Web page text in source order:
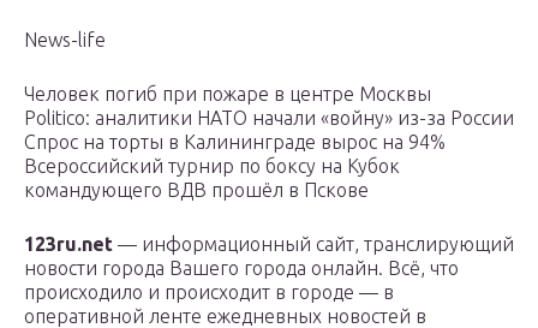
News-life
Человек погиб при пожаре в центре Москвы
Politiсо: аналитики НАТО начали «войну» из-за России
Спрос на торты в Калининграде вырос на 94%
Всероссийский турнир по боксу на Кубок
командующего ВДВ прошёл в Пскове
123ru.net — информационный сайт, транслирующий
новости города Вашего города онлайн. Всё, что
происходило и происходит в городе — в
оперативной ленте ежедневных новостей в